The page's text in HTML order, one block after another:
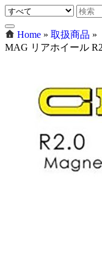
Home » 取扱商品 »
MAG リアホイール